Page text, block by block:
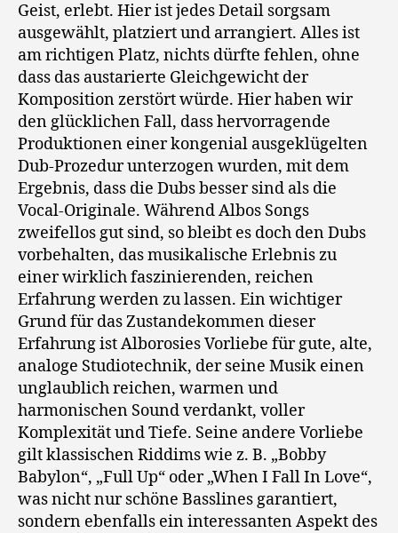
Geist, erlebt. Hier ist jedes Detail sorgsam
ausgewählt, platziert und arrangiert. Alles ist
am richtigen Platz, nichts dürfte fehlen, ohne
dass das austarierte Gleichgewicht der
Komposition zerstört würde. Hier haben wir
den glücklichen Fall, dass hervorragende
Produktionen einer kongenial ausgeklügelten
Dub-Prozedur unterzogen wurden, mit dem
Ergebnis, dass die Dubs besser sind als die
Vocal-Originale. Während Albos Songs
zweifellos gut sind, so bleibt es doch den Dubs
vorbehalten, das musikalische Erlebnis zu
einer wirklich faszinierenden, reichen
Erfahrung werden zu lassen. Ein wichtiger
Grund für das Zustandekommen dieser
Erfahrung ist Alborosies Vorliebe für gute, alte,
analoge Studiotechnik, der seine Musik einen
unglaublich reichen, warmen und
harmonischen Sound verdankt, voller
Komplexität und Tiefe. Seine andere Vorliebe
gilt klassischen Riddims wie z. B. „Bobby
Babylon“, „Full Up“ oder „When I Fall In Love“,
was nicht nur schöne Basslines garantiert,
sondern ebenfalls ein interessanten Aspekt des